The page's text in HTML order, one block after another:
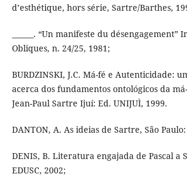
d’esthétique, hors série, Sartre/Barthes,
______. “Un manifeste du désengagement”
Obliques, n. 24/25, 1981;
BURDZINSKI, J.C. Má-fé e Autenticidade:
acerca dos fundamentos ontológicos da
Jean-Paul Sartre Ijuí: Ed. UNIJUÌ, 1999.
DANTON, A. As ideias de Sartre, São
DENIS, B. Literatura engajada de Pascal a
EDUSC, 2002;